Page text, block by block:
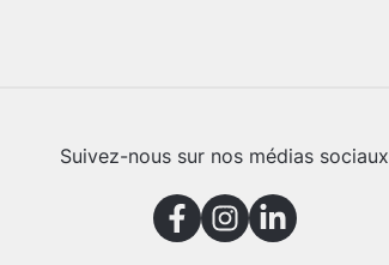
Suivez-nous sur nos médias sociaux